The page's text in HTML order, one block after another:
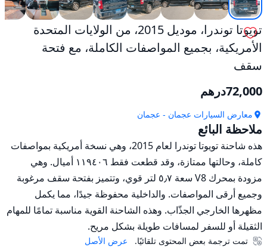
تويوتا توندرا، موديل 2015، من الولايات المتحدة
الأمريكية، بجميع المواصفات الكاملة، مع فتحة
سقف
72,000درهم
معارض السيارات عجمان - عجمان
ملاحظة البائع
الثقيلة أو للسفر لمسافات طويلة بشكل مريح.
عرض الأصل تمت ترجمة بعض المحتوى تلقائيًا.